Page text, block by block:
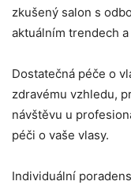
zkušený salon s
aktuálním trendech
Dostatečná péče o
zdravému vzhledu,
návštěvu u
péči o vaše vlasy.
Individuální